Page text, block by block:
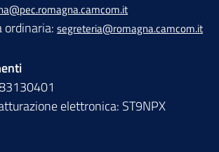
ordinaria: segreteria@romagna.camcom.it
elettronica: ST9NPX